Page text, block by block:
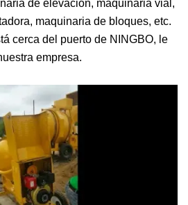
de elevación, maquinaria vial,
maquinaria de bloques, etc.
cerca del puerto de NINGBO, le
empresa.